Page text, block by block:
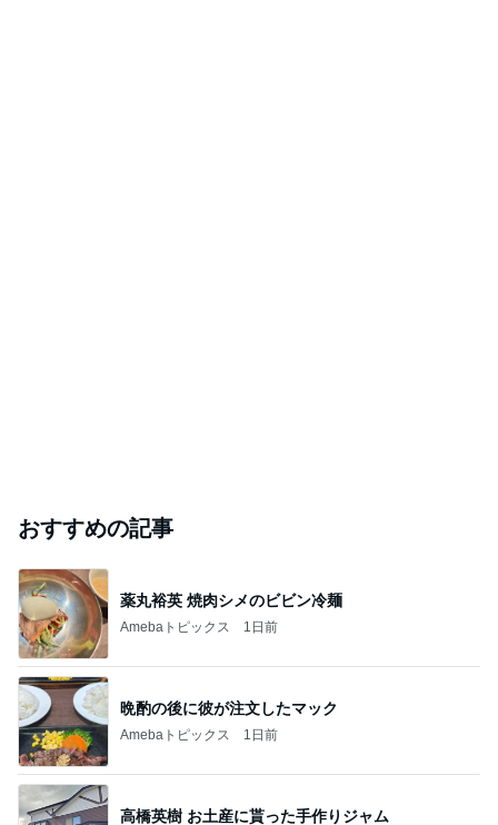
おすすめの記事
薬丸裕英 焼肉シメのビビン冷麺
Amebaトピックス 1日前
晩酌の後に彼が注文したマック
Amebaトピックス 1日前
高橋英樹 お土産に貰った手作りジャム